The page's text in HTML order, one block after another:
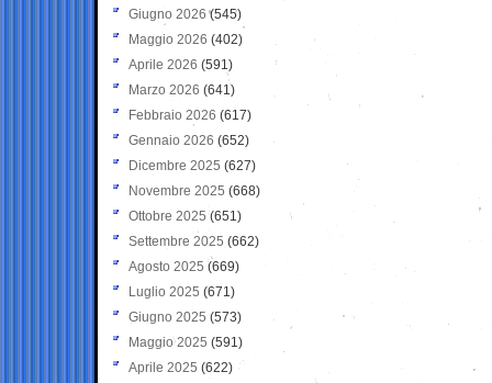
Giugno 2026 (545)
Maggio 2026 (402)
Aprile 2026 (591)
Marzo 2026 (641)
Febbraio 2026 (617)
Gennaio 2026 (652)
Dicembre 2025 (627)
Novembre 2025 (668)
Ottobre 2025 (651)
Settembre 2025 (662)
Agosto 2025 (669)
Luglio 2025 (671)
Giugno 2025 (573)
Maggio 2025 (591)
Aprile 2025 (622)